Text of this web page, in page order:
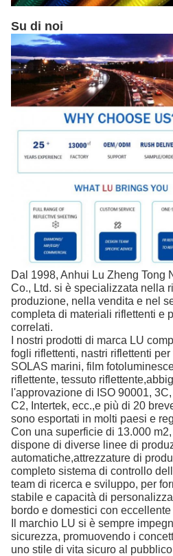
Su di noi
Dal 1998, Anhui Lu Zheng Tong
Co., Ltd. si è specializzata nella
produzione, nella vendita e nel
completa di materiali riflettenti e
correlati.
I nostri prodotti di marca LU
fogli riflettenti, nastri riflettenti
SOLAS marini, film
riflettente, tessuto
l'approvazione di ISO 90001,
C2, Intertek, ecc.,e più di 20
sono esportati in molti paesi e
Con una superficie di 13.000
dispone di diverse linee di
automatiche,attrezzature di
completo sistema di controllo
team di ricerca e sviluppo, per
stabile e capacità di
bordo e domestici con
Il marchio LU si è sempre
sicurezza, promuovendo i
uno stile di vita sicuro al